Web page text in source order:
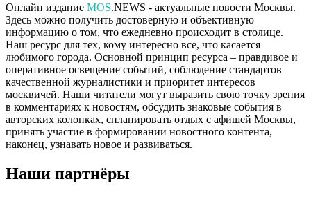
Онлайн издание MOS.NEWS - актуальные новости Москвы.
Здесь можно получить достоверную и объективную
информацию о том, что ежедневно происходит в столице.
Наш ресурс для тех, кому интересно все, что касается
любимого города. Основной принцип ресурса – правдивое и
оперативное освещение событий, соблюдение стандартов
качественной журналистики и приоритет интересов
москвичей. Наши читатели могут выразить свою точку зрения
в комментариях к новостям, обсудить знаковые события в
авторских колонках, спланировать отдых с афишей Москвы,
принять участие в формировании новостного контента,
наконец, узнавать новое и развиваться.
Наши партнёры